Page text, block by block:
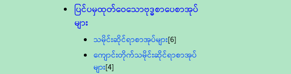
ပြင်ပမှထုတ်ဝေသောဗုဒ္ဓစာပေစာအုပ်
များ
သမိုင်းဆိုင်ရာစာအုပ်များ[6]
ကျောင်းတိုက်သမိုင်းဆိုင်ရာစာအုပ်
များ[4]